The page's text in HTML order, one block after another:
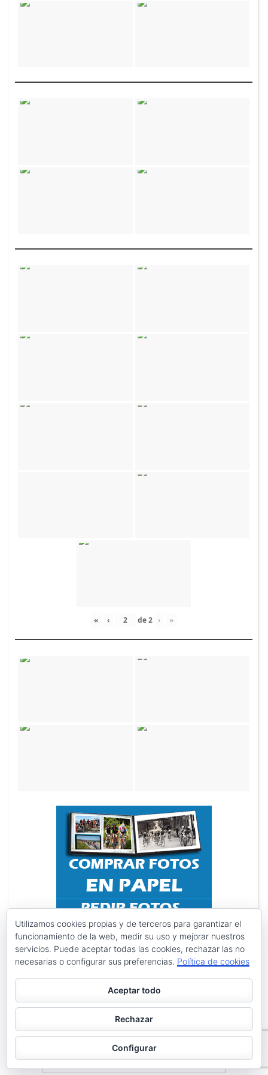
« ‹ de2 › »
Utilizamos cookies propias y de terceros para garantizar el
funcionamiento de la web, medir su uso y mejorar nuestros
servicios. Puede aceptar todas las cookies, rechazar las no
necesarias o configurar sus preferencias. Política de cookies
Aceptar todo
Rechazar
Configurar